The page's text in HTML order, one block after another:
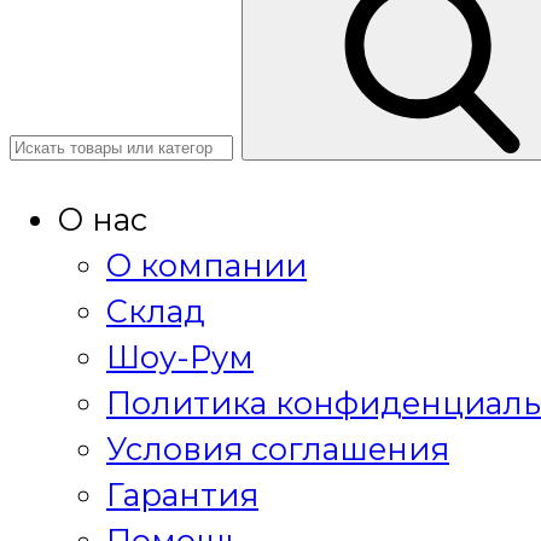
О нас
О компании
Склад
Шоу-Рум
Политика
Условия соглашения
Гарантия